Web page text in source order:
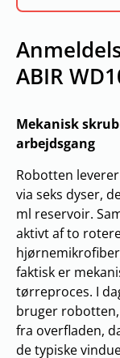
ABIR
Mekanisk
arbejdsgang
Robotten
via seks dyser,
ml reservoir.
aktivt af to
faktisk er
tørreproces. I
bruger
fra overfladen,
de typiske